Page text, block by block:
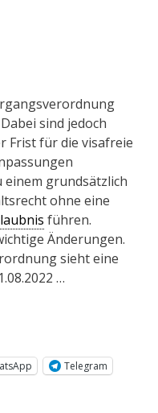
sind jedoch
Frist für die visafreie
grundsätzlich
ohne eine
führen.
Änderungen.
sieht eine
…
Telegram